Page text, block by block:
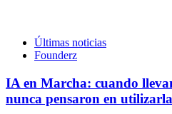
Últimas noticias
Founderz
IA en Marcha: cuando
nunca pensaron en